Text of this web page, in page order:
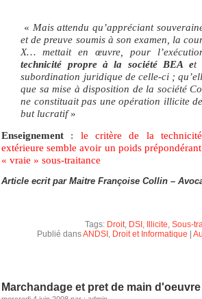
« Mais attendu qu’appréciant
et de preuve soumis à son examen, la
X… mettait en œuvre, pour
technicité propre à la société BEA et
subordination juridique de celle-ci ;
que sa mise à disposition de la société
ne constituait pas une opération illicite
but lucratif»
Enseignement : le critère de la
extérieure semble avoir un poids
« vraie » sous-traitance
Article ecrit par Maitre Françoise Collin –
Tags: Droit, DSI , Illicite, Sous-
Publié dansANDSI , Droit et Informatique
Marchandage et pret de main